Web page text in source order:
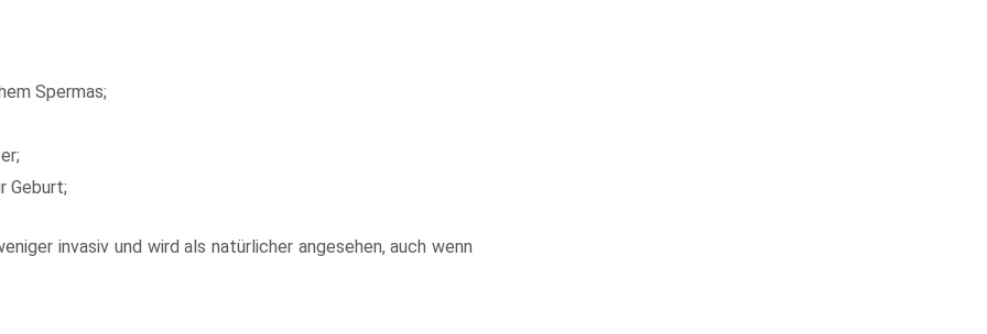
Spermas;
Geburt;
invasiv und wird als natürlicher angesehen, auch wenn